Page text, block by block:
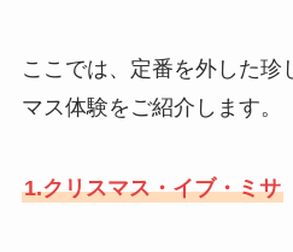
ここでは、定番を外した珍
マス体験をご紹介します。
1.クリスマス・イブ・ミサ